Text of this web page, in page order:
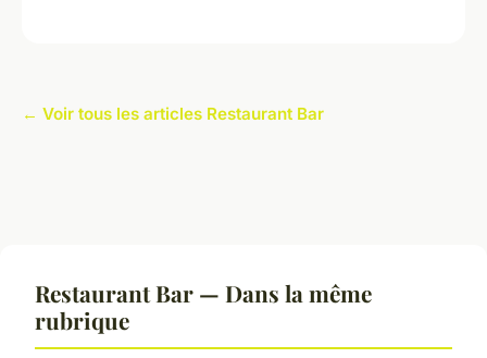
← Voir tous les articles Restaurant Bar
Restaurant Bar — Dans la même
rubrique